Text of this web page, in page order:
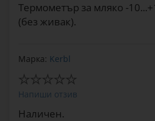
Термометър за мляко -
(без живак).
Марка: Kerbl
Напиши отзив
Наличен.